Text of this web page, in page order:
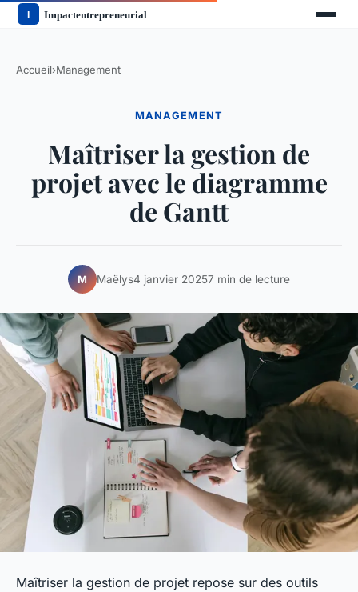
Accueil›Management
MANAGEMENT
Maîtriser la gestion de
projet avec le diagramme
de Gantt
M Maëlys4 janvier 20257 min de lecture
Maîtriser la gestion de projet repose sur des outils